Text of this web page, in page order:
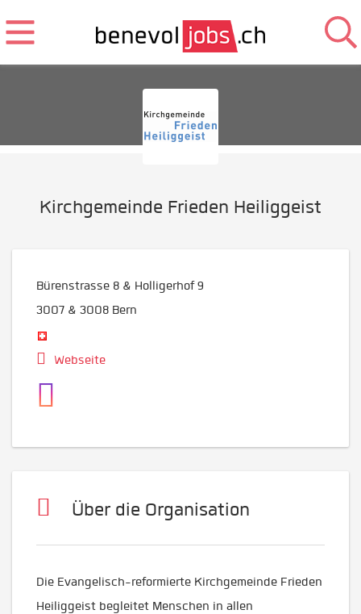
Kirchgemeinde Frieden Heiliggeist
Bürenstrasse 8 & Holligerhof 9
3007 & 3008 Bern
Webseite
Über die Organisation
Die Evangelisch-reformierte Kirchgemeinde Frieden
Heiliggeist begleitet Menschen in allen